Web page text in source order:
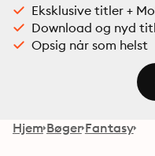
Eksklusive titler +
Download og nyd
Opsig når som helst
Hjem Bøger Fantasy